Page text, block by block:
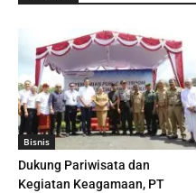
Bisnis
Dukung Pariwisata dan
Kegiatan Keagamaan, PT